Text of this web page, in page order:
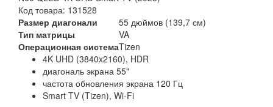
Код товара: 131528
Размер диагонали
55 дюймов (139,7 см)
Тип матрицы
VA
Операционная системаTizen
4K UHD (3840x2160), HDR
диагональ экрана 55"
частота обновления экрана 120 Гц
Smart TV (Tizen), Wi-Fi